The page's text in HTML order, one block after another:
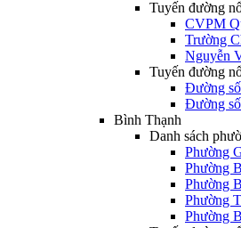
Tuyến đường
CVPM
Trường
Nguyễn
Tuyến đường
Đường
Đường
Bình Thạnh
Danh sách
Phường
Phường
Phường
Phường
Phường